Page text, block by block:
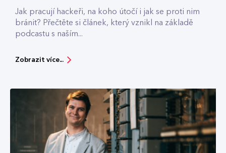
Jak pracují hackeři, na koho útočí i jak se proti nim
bránit? Přečtěte si článek, který vznikl na základě
podcastu s naším...
Zobrazit více...